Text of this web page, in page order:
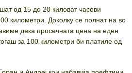
од 15 до 20 киловат часови
километри. Доколку се полнат на во
дека просечната цена на еден
за 100 километри би платиле од